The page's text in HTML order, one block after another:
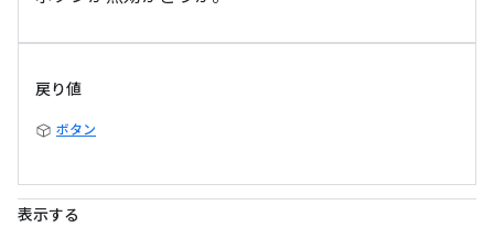
戻り値
ボタン
表示する